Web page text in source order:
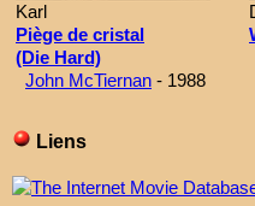
Karl
Piège de cristal
(Die Hard)
John McTiernan - 1988
Liens